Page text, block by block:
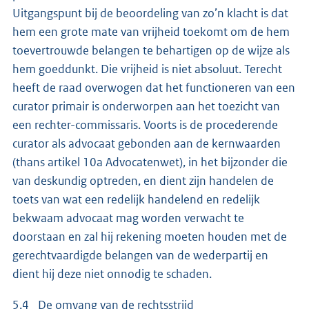
Uitgangspunt bij de beoordeling van zo’n klacht is dat
hem een grote mate van vrijheid toekomt om de hem
toevertrouwde belangen te behartigen op de wijze als
hem goeddunkt. Die vrijheid is niet absoluut. Terecht
heeft de raad overwogen dat het functioneren van een
curator primair is onderworpen aan het toezicht van
een rechter-commissaris. Voorts is de procederende
curator als advocaat gebonden aan de kernwaarden
(thans artikel 10a Advocatenwet), in het bijzonder die
van deskundig optreden, en dient zijn handelen de
toets van wat een redelijk handelend en redelijk
bekwaam advocaat mag worden verwacht te
doorstaan en zal hij rekening moeten houden met de
gerechtvaardigde belangen van de wederpartij en
dient hij deze niet onnodig te schaden.
5.4 De omvang van de rechtsstrijd